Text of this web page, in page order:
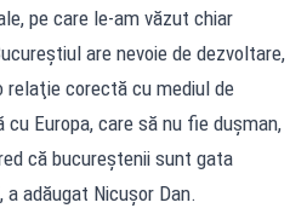
pe care le-am văzut chiar
are nevoie de dezvoltare,
relaţie corectă cu mediul de
Europa, care să nu fie duşman,
că bucureştenii sunt gata
adăugat Nicuşor Dan.